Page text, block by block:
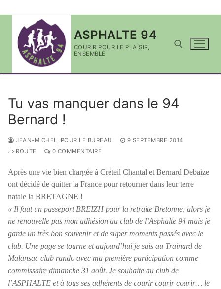
contenu
ASPHALTE 94
COURIR POUR LE PLAISIR,
ENSEMBLE
Tu vas manquer dans le 94
Bernard !
JEAN-MICHEL, POUR LE BUREAU
9 SEPTEMBRE 2014
ROUTE
0 COMMENTAIRE
Après une vie bien chargée à Créteil Chantal et Bernard Debaize
ont décidé de quitter la France pour retourner dans leur terre
natale la BRETAGNE !
« Il faut un passeport BREIZH pour la retraite Bretonne; alors je
ne renouvelle pas mon adhésion au club de l’Asphalte 94 mais je
garde un très bon souvenir et de super moments passés avec le
club. Une page se tourne et aujourd’hui je suis au Trainard de
Malansac club rando avec ma première participation comme
commissaire dimanche 31 août. Je souhaite au club de
l’ASPHALTE et à tous ses adhérents de courir courir courir… le